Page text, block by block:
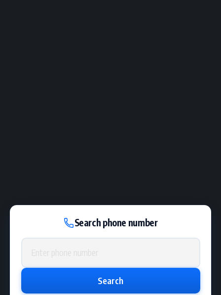
Search phone number
Phone number
Search